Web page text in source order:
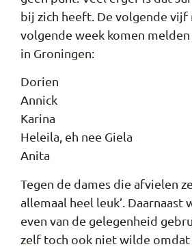
bij zich heeft. De volgende vijf
volgende week komen
in Groningen:
Dorien
Annick
Karina
Heleila, eh nee Giela
Anita
Tegen de dames die afvielen
allemaal heel leuk’. Daarnaast
even van de gelegenheid
zelf toch ook niet wilde omdat